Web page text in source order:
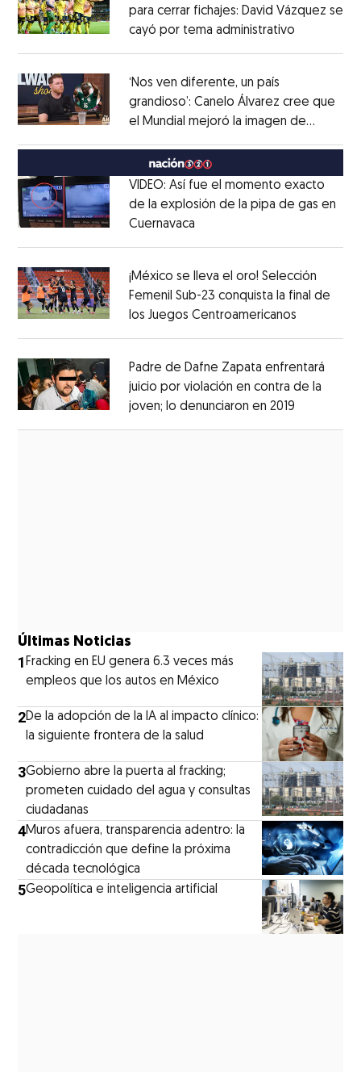
para cerrar fichajes: David Vázquez se
cayó por tema administrativo
‘Nos ven diferente, un país
grandioso’: Canelo Álvarez cree que
el Mundial mejoró la imagen de
MéxicoOpens in new window
VIDEO: Así fue el momento exacto
de la explosión de la pipa de gas en
Cuernavaca
¡México se lleva el oro! Selección
Femenil Sub-23 conquista la final de
los Juegos Centroamericanos
Padre de Dafne Zapata enfrentará
juicio por violación en contra de la
joven; lo denunciaron en 2019
Últimas Noticias
1Fracking en EU genera 6.3 veces más
empleos que los autos en México
2De la adopción de la IA al impacto clínico:
la siguiente frontera de la salud
3Gobierno abre la puerta al fracking;
prometen cuidado del agua y consultas
ciudadanas
4Muros afuera, transparencia adentro: la
contradicción que define la próxima
década tecnológica
5Geopolítica e inteligencia artificial